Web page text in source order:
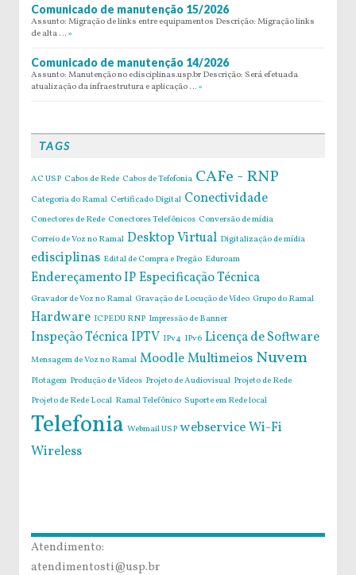
Comunicado de manutenção 15/2026
Assunto: Migração de links entre equipamentos Descrição: Migração links
de alta … »
Comunicado de manutenção 14/2026
Assunto: Manutenção no edisciplinas.usp.br Descrição: Será efetuada
atualização da infraestrutura e aplicação … »
TAGS
AC USP Cabos de Rede Cabos de Tefefonia CAFe - RNP
Categoria do Ramal Certificado Digital Conectividade
Conectores de Rede Conectores Telefônicos Conversão de mídia
Correio de Voz no Ramal Desktop Virtual Digitalização de mídia
edisciplinas Edital de Compra e Pregão Eduroam
Endereçamento IPEspecificação Técnica
Gravador de Voz no Ramal Gravação de Locução de Vídeo Grupo do Ramal
Hardware ICPEDU RNP Impressão de Banner
Inspeção TécnicaIPTV IPv4 IPv6 Licença de Software
Mensagem de Voz no Ramal MoodleMultimeios Nuvem
Plotagem Produção de Vídeos Projeto de Audiovisual Projeto de Rede
Projeto de Rede Local Ramal Telefônico Suporte em Rede local
Telefonia Webmail USP webserviceWi-Fi
Wireless
Atendimento:
atendimentosti@usp.br